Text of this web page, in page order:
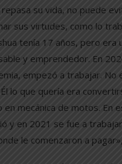
repasa su vida, no puede
sus virtudes, como lo
tenía 17 años, pero era
y emprendedor. En
empezó a trabajar. No
lo que quería era
en mecánica de motos. En
y en 2021 se fue a
le comenzaron a